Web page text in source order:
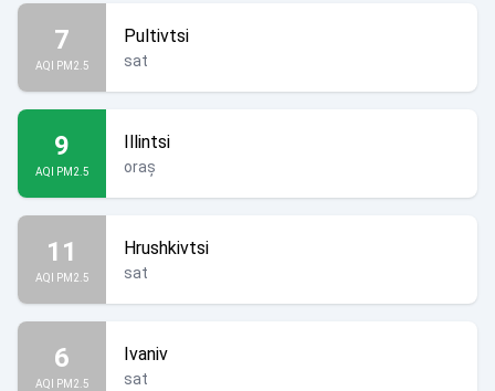
7
AQI PM2.5
Pultivtsi
sat
9
AQI PM2.5
Illintsi
oraș
11
AQI PM2.5
Hrushkivtsi
sat
6
AQI PM2.5
Ivaniv
sat